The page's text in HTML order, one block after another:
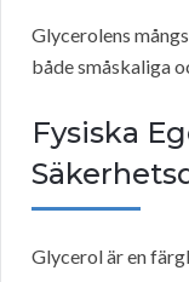
Glycerolens
både småskaliga
Fysiska
Glycerol är en